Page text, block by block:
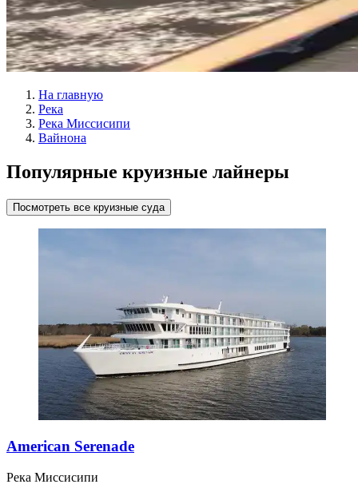
На главную
Река
Река Миссисипи
Вайнона
Популярные круизные лайнеры
Посмотреть все круизные суда
American Serenade
Река Миссисипи